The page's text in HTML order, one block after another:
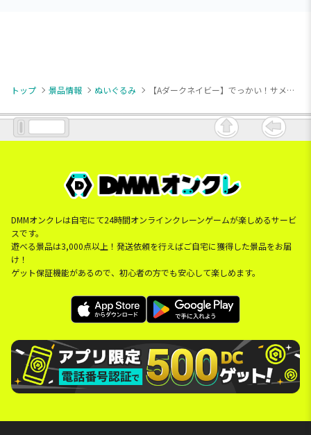
トップ 景品情報 ぬいぐるみ 【Aダークネイビー】でっかい！サメ ふわふわぬいぐるみ100cm 3
DMMオンクレは自宅にて24時間オンラインクレーンゲームが楽しめるサービ
スです。
遊べる景品は3,000点以上！発送依頼を行えばご自宅に獲得した景品をお届
け！
ゲット保証機能があるので、初心者の方でも安心して楽しめます。